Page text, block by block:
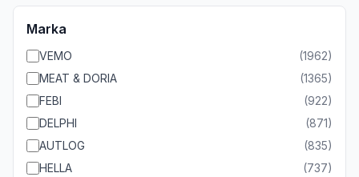
Marka
VEMO (1962)
MEAT & DORIA
(1365)
FEBI
(922)
DELPHI
(871)
AUTLOG
(835)
HELLA
(737)